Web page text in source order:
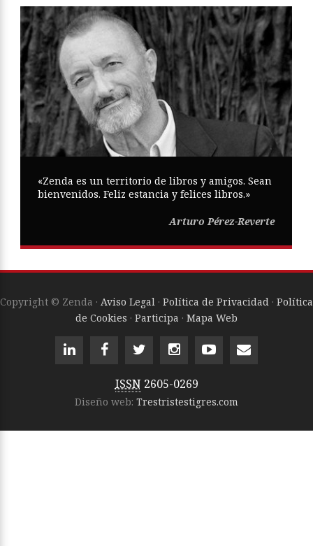
«Zenda es un territorio de libros y amigos. Sean
bienvenidos. Feliz estancia y felices libros.»
Arturo Pérez-Reverte
Copyright © Zenda · Aviso Legal · Política de Privacidad · Política
de Cookies · Participa · Mapa Web
ISSN 2605-0269
Diseño web: Trestristestigres.com